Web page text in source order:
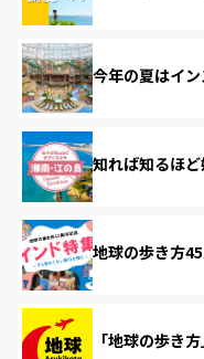
今年の夏はイン
知れば知るほ
地球の歩き方
「地球の歩き